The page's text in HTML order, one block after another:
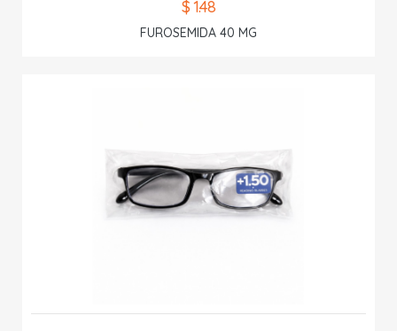
$ 1.48
FUROSEMIDA 40 MG